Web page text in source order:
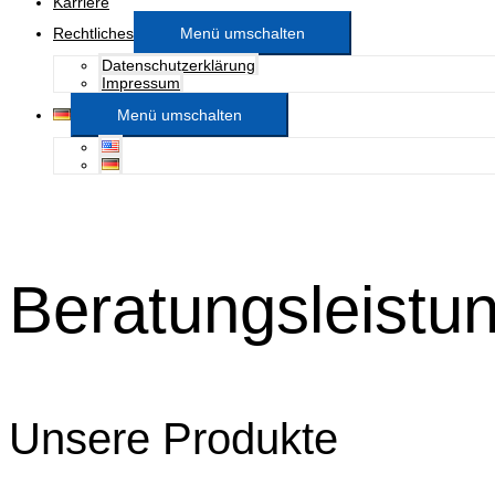
Rechtliches
Menü umschalten
Datenschutzerklärung
Impressum
Menü umschalten
Unsere Produkte